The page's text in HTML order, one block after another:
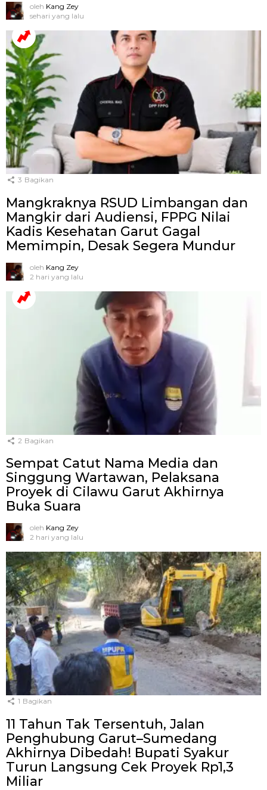
oleh Kang Zey
sehari yang lalu
3 Bagikan
Mangkraknya RSUD Limbangan dan
Mangkir dari Audiensi, FPPG Nilai
Kadis Kesehatan Garut Gagal
Memimpin, Desak Segera Mundur
oleh Kang Zey
2 hari yang lalu
2 Bagikan
Sempat Catut Nama Media dan
Singgung Wartawan, Pelaksana
Proyek di Cilawu Garut Akhirnya
Buka Suara
oleh Kang Zey
2 hari yang lalu
1 Bagikan
11 Tahun Tak Tersentuh, Jalan
Penghubung Garut–Sumedang
Akhirnya Dibedah! Bupati Syakur
Turun Langsung Cek Proyek Rp1,3
Miliar